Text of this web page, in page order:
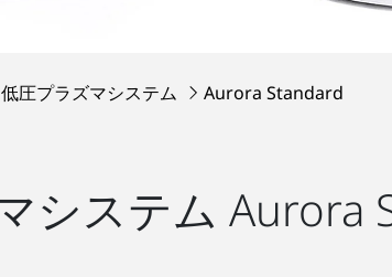
低圧プラズマシステム Aurora Standard
システム Aurora